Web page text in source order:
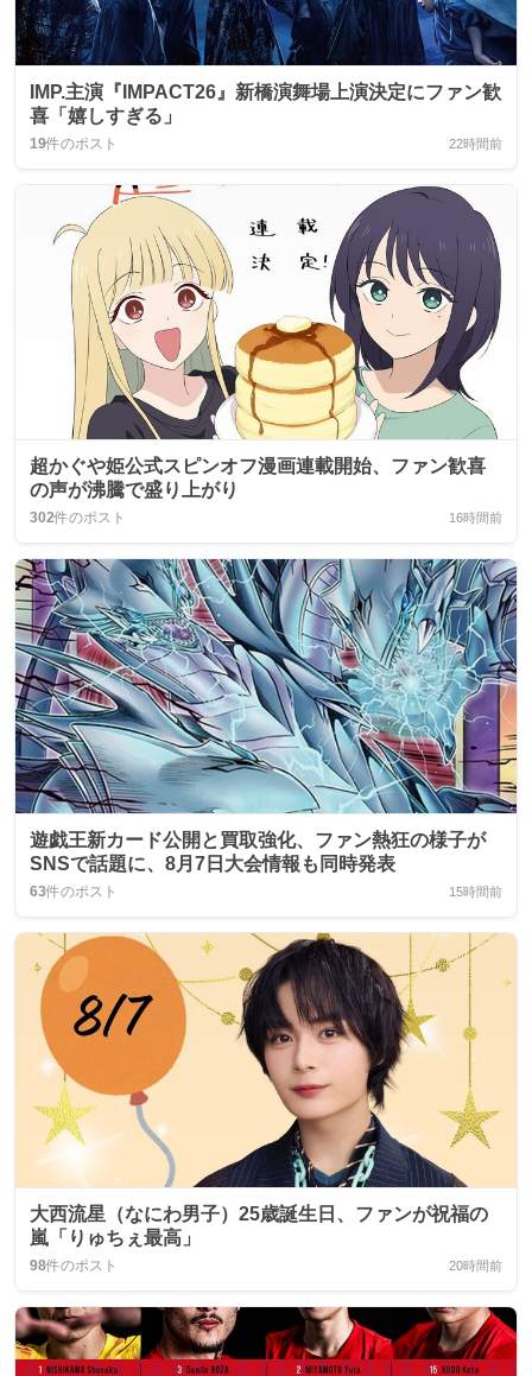
IMP.主演『IMPACT26』新橋演舞場上演決定にファン歓
喜「嬉しすぎる」
19件のポスト 22時間前
超かぐや姫公式スピンオフ漫画連載開始、ファン歓喜
の声が沸騰で盛り上がり
302件のポスト 16時間前
遊戯王新カード公開と買取強化、ファン熱狂の様子が
SNSで話題に、8月7日大会情報も同時発表
63件のポスト 15時間前
大西流星（なにわ男子）25歳誕生日、ファンが祝福の
嵐「りゅちぇ最高」
98件のポスト 20時間前